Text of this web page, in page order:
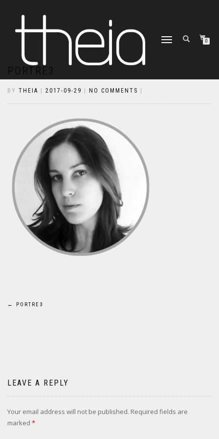
TOGGLE
0
BY THEIA 2017-09-29 NO COMMENTS
Post
← PORTRE3
LEAVE A REPLY
Your email address will not be published. Required fields are
marked *